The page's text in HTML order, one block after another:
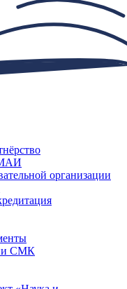
МАИ
организации
СМК